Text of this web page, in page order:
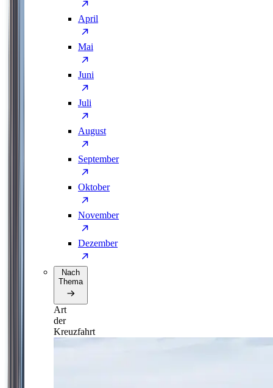
April
Mai
Juni
Juli
August
September
Oktober
November
Dezember
Nach
Thema
Art
der
Kreuzfahrt